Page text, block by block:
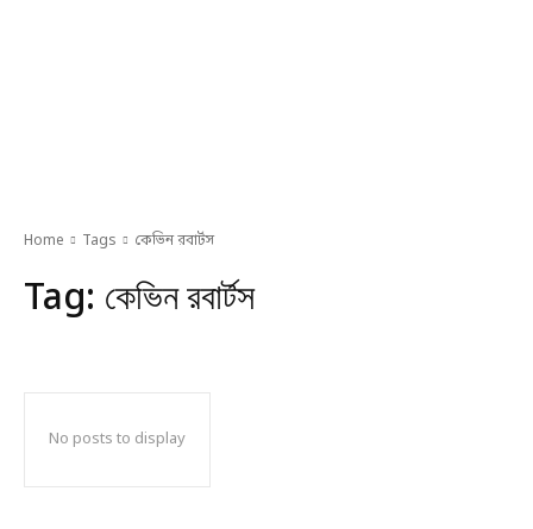
Home Tags কেভিন রবার্টস
Tag: কেভিন রবার্টস
No posts to display